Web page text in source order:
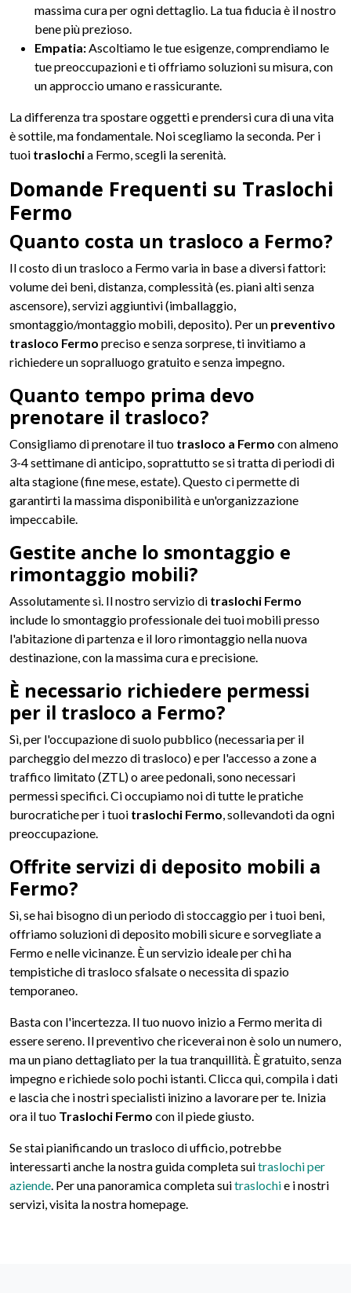
massima cura per ogni dettaglio. La tua fiducia è il nostro
bene più prezioso.
Empatia:Ascoltiamo le tue esigenze, comprendiamo le
tue preoccupazioni e ti offriamo soluzioni su misura, con
un approccio umano e rassicurante.
La differenza tra spostare oggetti e prendersi cura di una vita
è sottile, ma fondamentale. Noi scegliamo la seconda. Per i
tuoi traslochia Fermo, scegli la serenità.
Domande Frequenti su Traslochi
Fermo
Quanto costa un trasloco a Fermo?
Il costo di un trasloco a Fermo varia in base a diversi fattori:
volume dei beni, distanza, complessità (es. piani alti senza
ascensore), servizi aggiuntivi (imballaggio,
smontaggio/montaggio mobili, deposito). Per un preventivo
trasloco Fermo preciso e senza sorprese, ti invitiamo a
richiedere un sopralluogo gratuito e senza impegno.
Quanto tempo prima devo
prenotare il trasloco?
Consigliamo di prenotare il tuo trasloco a Fermo con almeno
3-4 settimane di anticipo, soprattutto se si tratta di periodi di
alta stagione (fine mese, estate). Questo ci permette di
garantirti la massima disponibilità e un'organizzazione
impeccabile.
Gestite anche lo smontaggio e
rimontaggio mobili?
Assolutamente sì. Il nostro servizio di traslochi Fermo
include lo smontaggio professionale dei tuoi mobili presso
l'abitazione di partenza e il loro rimontaggio nella nuova
destinazione, con la massima cura e precisione.
È necessario richiedere permessi
per il trasloco a Fermo?
Sì, per l'occupazione di suolo pubblico (necessaria per il
parcheggio del mezzo di trasloco) e per l'accesso a zone a
traffico limitato (ZTL) o aree pedonali, sono necessari
permessi specifici. Ci occupiamo noi di tutte le pratiche
burocratiche per i tuoi traslochi Fermo, sollevandoti da ogni
preoccupazione.
Offrite servizi di deposito mobili a
Fermo?
Sì, se hai bisogno di un periodo di stoccaggio per i tuoi beni,
offriamo soluzioni di deposito mobili sicure e sorvegliate a
Fermo e nelle vicinanze. È un servizio ideale per chi ha
tempistiche di trasloco sfalsate o necessita di spazio
temporaneo.
Basta con l'incertezza. Il tuo nuovo inizio a Fermo merita di
essere sereno. Il preventivo che riceverai non è solo un numero,
ma un piano dettagliato per la tua tranquillità. È gratuito, senza
impegno e richiede solo pochi istanti. Clicca qui, compila i dati
e lascia che i nostri specialisti inizino a lavorare per te. Inizia
ora il tuo Traslochi Fermo con il piede giusto.
Se stai pianificando un trasloco di ufficio, potrebbe
interessarti anche la nostra guida completa suitraslochi per
aziende. Per una panoramica completa suitraslochie i nostri
servizi, visita la nostra homepage.